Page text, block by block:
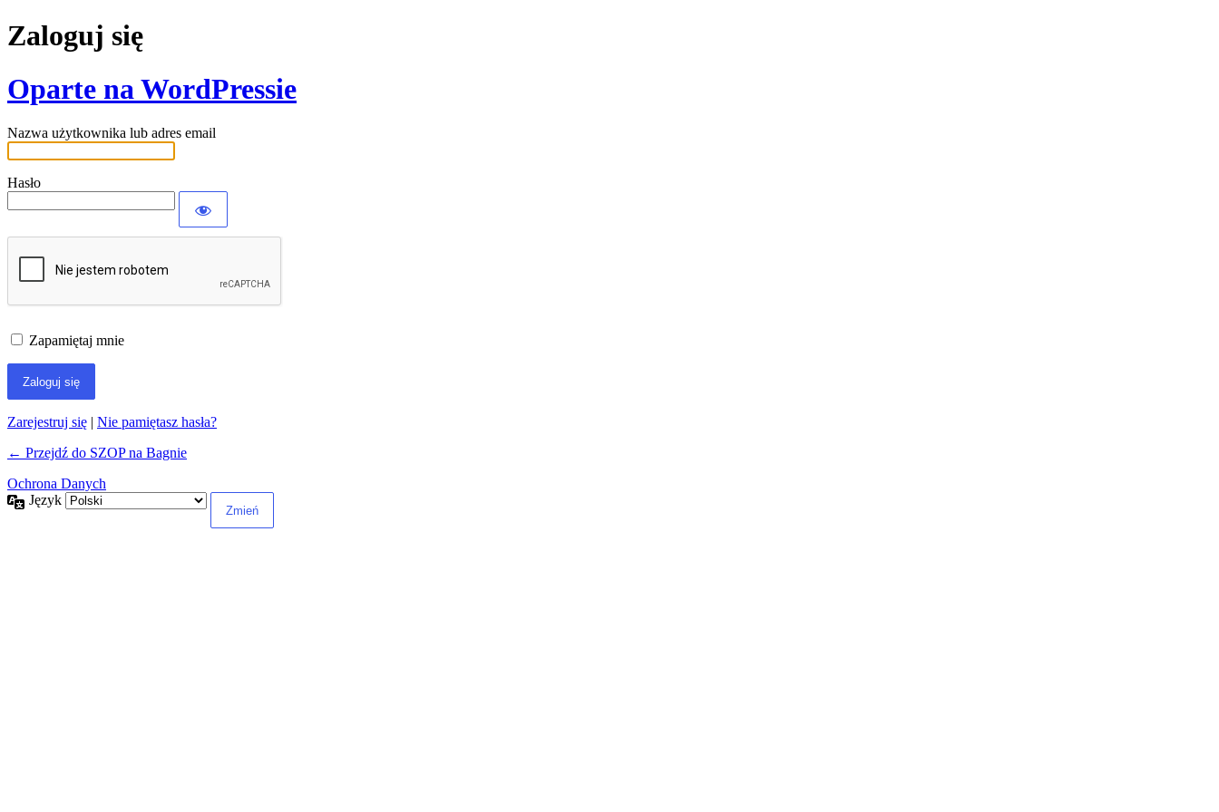
Zaloguj się
Oparte na WordPressie
Nazwa użytkownika lub adres email
Hasło
Zapamiętaj mnie
Zarejestruj się | Nie pamiętasz hasła?
← Przejdź do SZOP na Bagnie
Ochrona Danych
Język